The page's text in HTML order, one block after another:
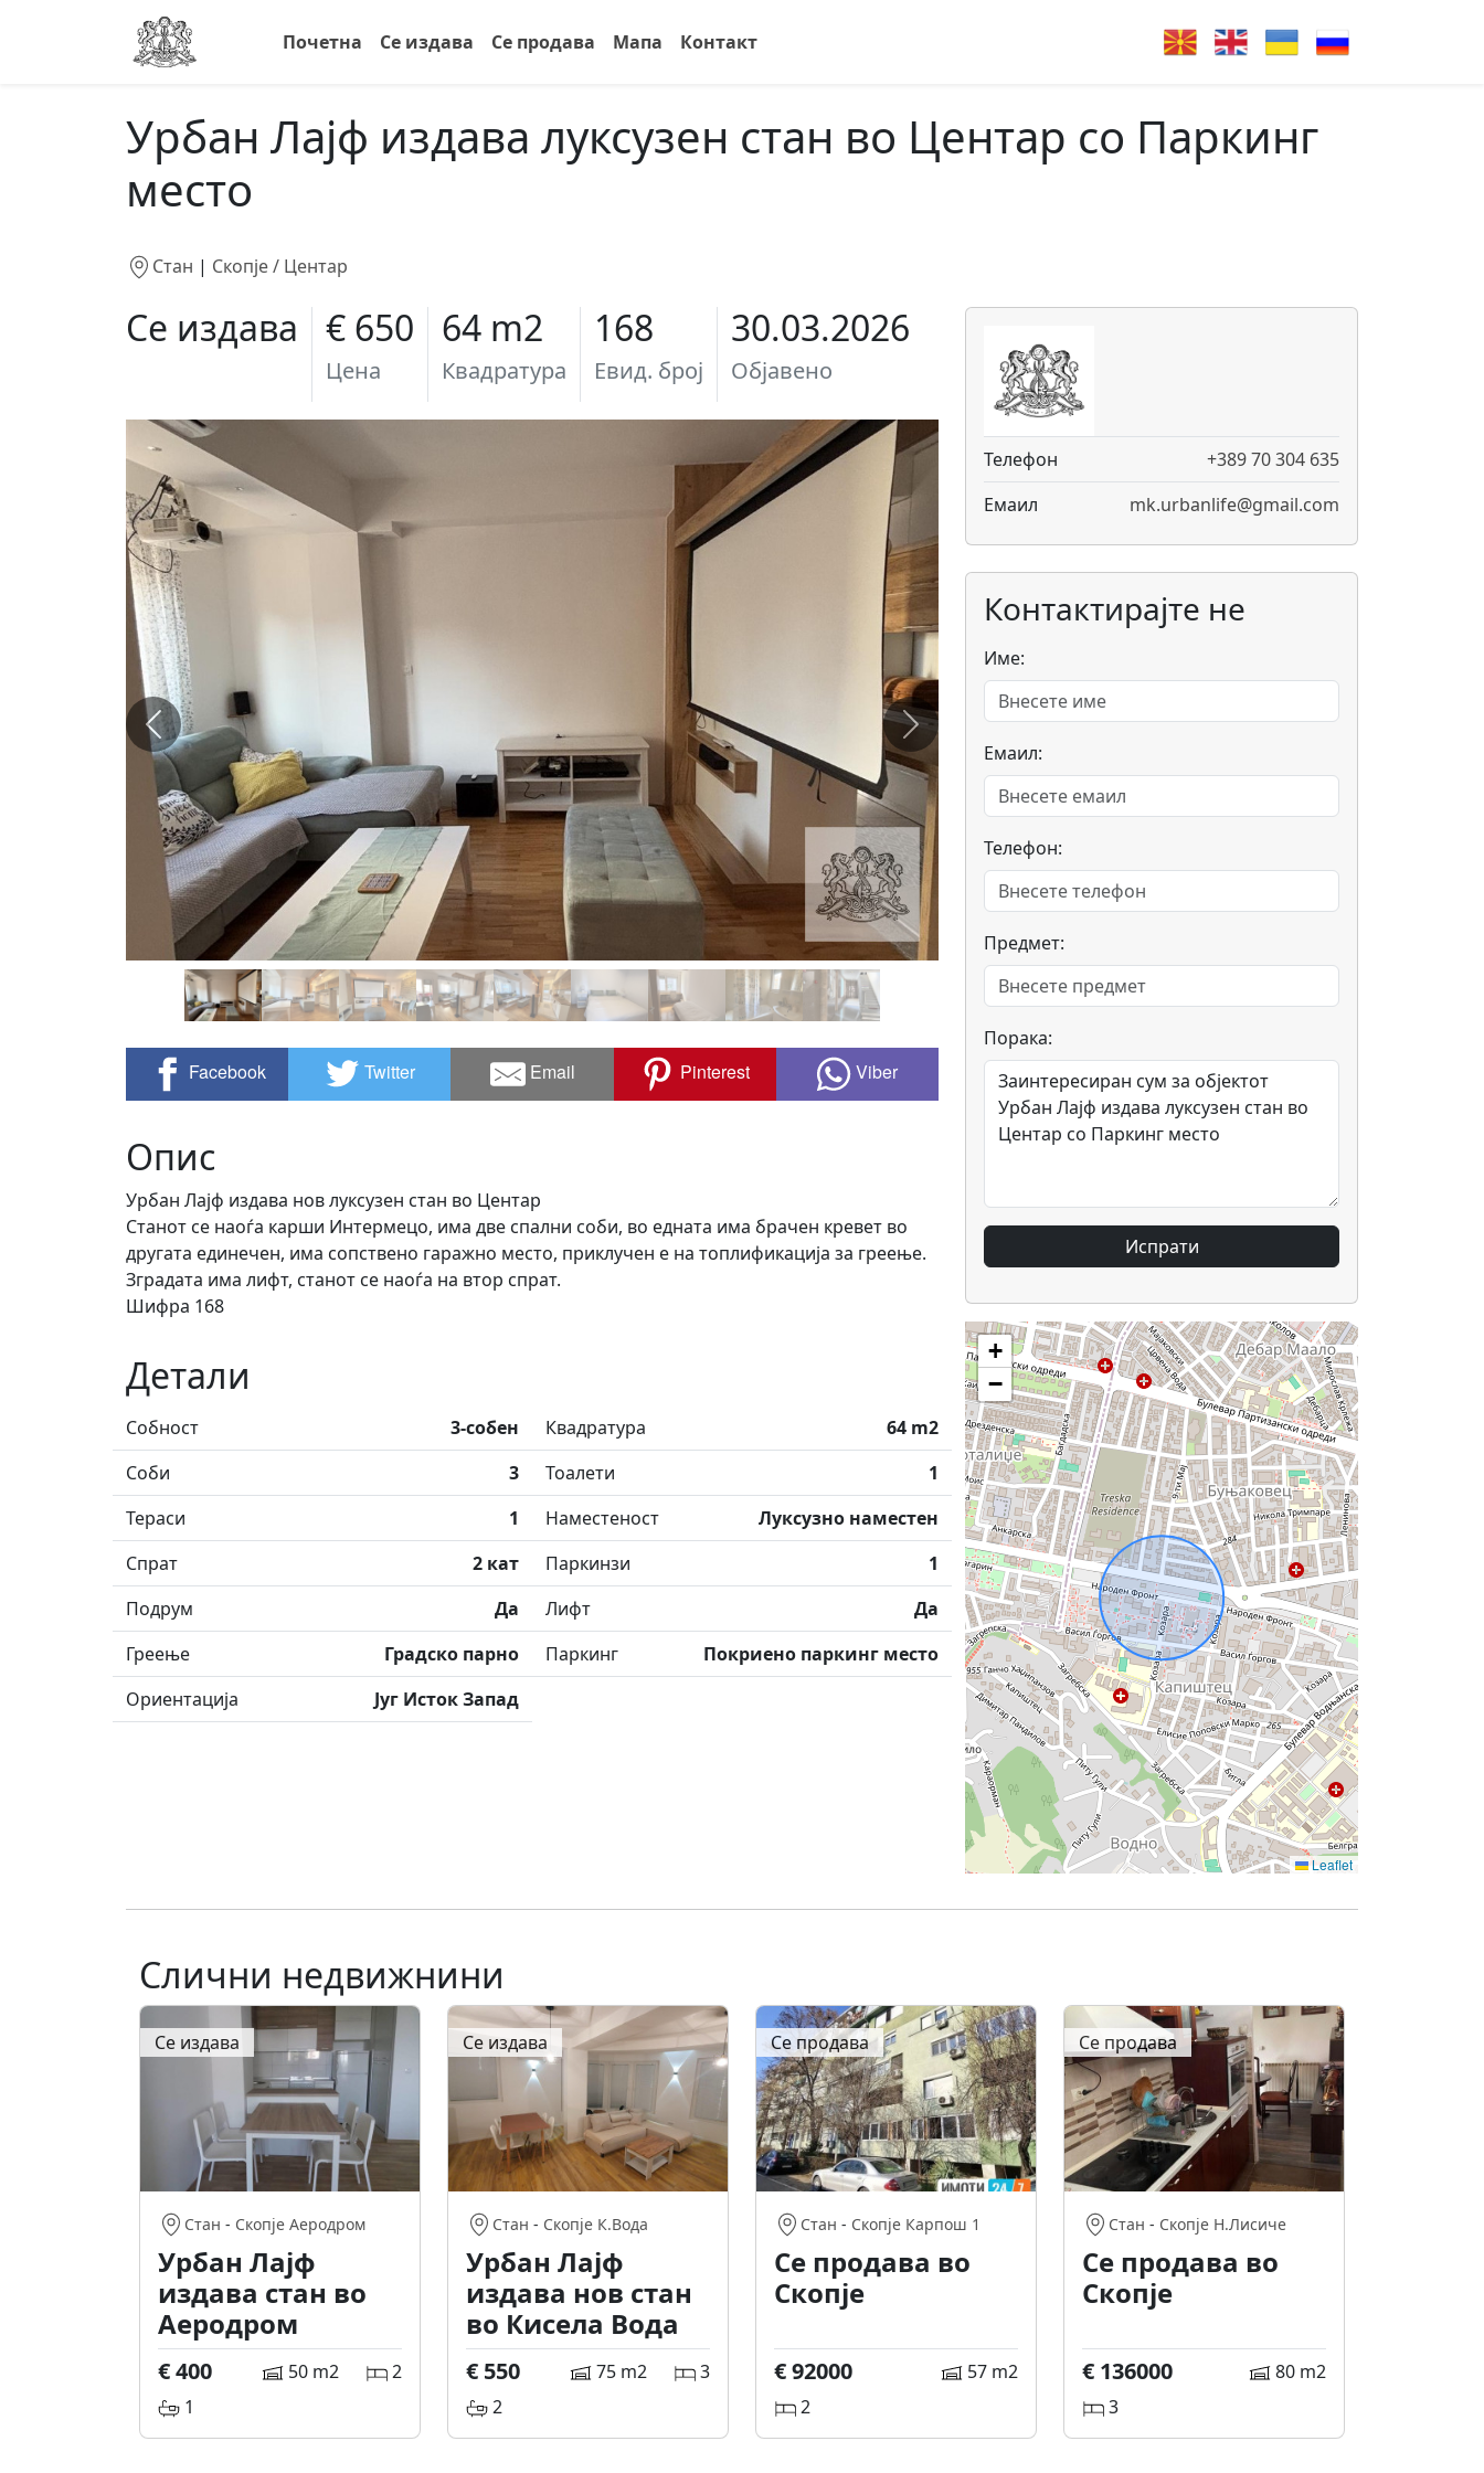
Почетна Се издава Се продава Мапа Контакт
Урбан Лајф издава луксузен стан во Центар со Паркинг
место
Стан | Скопје / Центар
Се издава € 650
Цена
64 m2
Квадратура
168
Евид. број
30.03.2026
Објавено
Facebook Twitter Email Pinterest Viber
Опис
Урбан Лајф издава нов луксузен стан во Центар
Станот се наоѓа карши Интермецо, има две спални соби, во едната има брачен кревет во
другата единечен, има сопствено гаражно место, приклучен е на топлификација за греење.
Зградата има лифт, станот се наоѓа на втор спрат.
Шифра 168
Детали
Собност 3-собен Квадратура
64 m2
Соби
3 Тоалети
1
Тераси
1 Наместеност
Луксузно наместен
Спрат
2 кат Паркинзи
1
Подрум
Да Лифт
Да
Греење
Градско парно Паркинг
Покриено паркинг место
Ориентација
Југ Исток Запад
Телефон
+389 70 304 635
Емаил
mk.urbanlife@gmail.com
Контактирајте не
Име:
Емаил:
Телефон:
Предмет:
Порака:
Испрати
+
−
Leaflet
Слични недвижнини
Се издава
Стан - Скопје Аеродром
Урбан Лајф
издава стан во
Аеродром
€ 400 50 m2
2
1
Се издава
Стан - Скопје К.Вода
Урбан Лајф
издава нов стан
во Кисела Вода
€ 550 75 m2
3
2
Се продава
Стан - Скопје Карпош 1
Се продава во
Скопје
€ 92000
57 m2
2
Се продава
Стан - Скопје Н.Лисиче
Се продава во
Скопје
€ 136000
80 m2
3